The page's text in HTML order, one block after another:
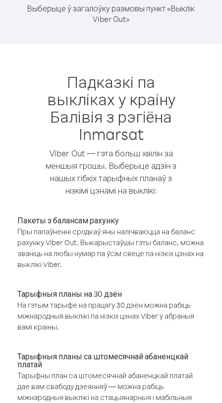
Выберыце ў загалоўку размовы пункт «Выклік
Viber Out»
Падказкі па
выкліках у краіну
Балівія з рэгіёна
Inmarsat
Viber Out — гэта больш хвілін за
меншыя грошы. Выберыце адзін з
нашых гібкіх тарыфных планаў з
нізкімі цэнамі на выклікі:
Пакеты з балансам рахунку
Пры папаўненні сродкаў яны налічваюцца на баланс
рахунку Viber Out. Выкарыстаўшы гэты баланс, можна
званіць на любы нумар па ўсім свеце па нізкіх цэнах на
выклікі Viber.
Тарыфныя планы на 30 дзён
На гэтым тарыфе на працягу 30 дзён можна рабіць
міжнародныя выклікі па нізкіх цэнах Viber у абраныя
вамі краіны.
Тарыфныя планы са штомесячнай абаненцкай
платай
Тарыфны план са штомесячнай абаненцкай платай
дае вам свабоду дзеянняў — можна рабіць
міжнародныя выклікі на стацыянарныя і мабільныя